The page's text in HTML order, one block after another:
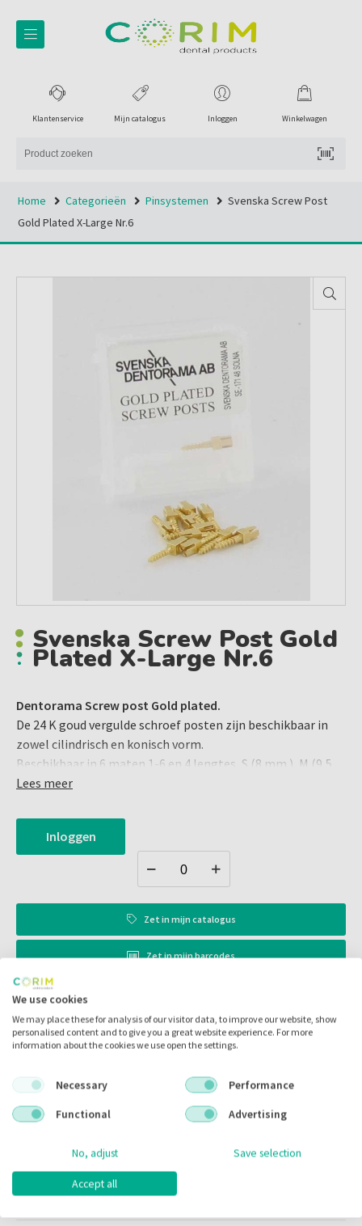
Winkelwagen
Inloggen
Mijn catalogus
Klantenservice
Home Categorieën Pinsystemen
Svenska Screw Post
Gold Plated X-Large Nr.6
Svenska Screw Post Gold
Plated X-Large Nr.6
Dentorama Screw post Gold plated.
De 24 K goud vergulde schroef posten zijn beschikbaar in
zowel cilindrisch en konisch vorm.
Beschikbaar in 6 maten 1-6 en 4 lengtes, S (8 mm.), M (9,5
mm.), L (12 mm.), en XL (14 mm.).
Inhoud:
Refill / X-large nr. 6
Lees meer
Inloggen
Zet inmijn catalogus
Zet inmijn barcodes
Artikelnr.:
Merk:
Svenska
Inhoud:
12.00 stuks
Voorraad:
Omschrijving
We use cookies
We may place these for analysis of our visitor data, to improve our website, show
personalised content and to give you a great website experience. For more
information about the cookies we use open the settings.
Necessary
Performance
Functional
Advertising
No, adjust Save selection
Accept all